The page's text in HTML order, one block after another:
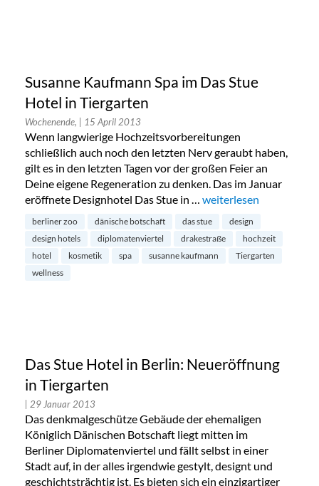
Susanne Kaufmann Spa im Das Stue
Hotel in Tiergarten
Wochenende, | 15 April 2013
Wenn langwierige Hochzeitsvorbereitungen
schließlich auch noch den letzten Nerv geraubt haben,
gilt es in den letzten Tagen vor der großen Feier an
Deine eigene Regeneration zu denken. Das im Januar
eröffnete Designhotel Das Stue in … „Susanne Kaufmann
weiterlesen
berliner zoo dänische botschaft das stue
design
design hotels
diplomatenviertel drakestraße
hochzeit
hotel
kosmetik spa susanne kaufmann
Tiergarten
wellness
Das Stue Hotel in Berlin: Neueröffnung
in Tiergarten
| 29 Januar 2013
Das denkmalgeschütze Gebäude der ehemaligen
Königlich Dänischen Botschaft liegt mitten im
Berliner Diplomatenviertel und fällt selbst in einer
Stadt auf, in der alles irgendwie gestylt, designt und
geschichtsträchtig ist. Es bieten sich ein einzigartiger